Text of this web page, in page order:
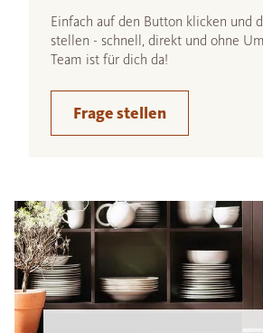
Einfach auf den Button klicken und
stellen - schnell, direkt und ohne
Team ist für dich da!
Frage stellen